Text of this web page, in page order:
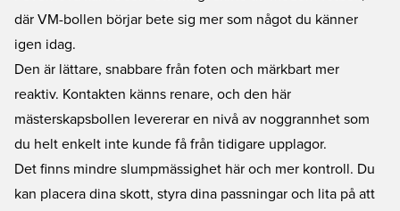
där VM-bollen börjar bete sig mer som något du känner
igen idag.
Den är lättare, snabbare från foten och märkbart mer
reaktiv. Kontakten känns renare, och den här
mästerskapsbollen levererar en nivå av noggrannhet som
du helt enkelt inte kunde få från tidigare upplagor.
Det finns mindre slumpmässighet här och mer kontroll. Du
kan placera dina skott, styra dina passningar och lita på att